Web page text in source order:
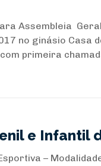
Assembleia
no ginásio Casa
primeira
e Infantil
–